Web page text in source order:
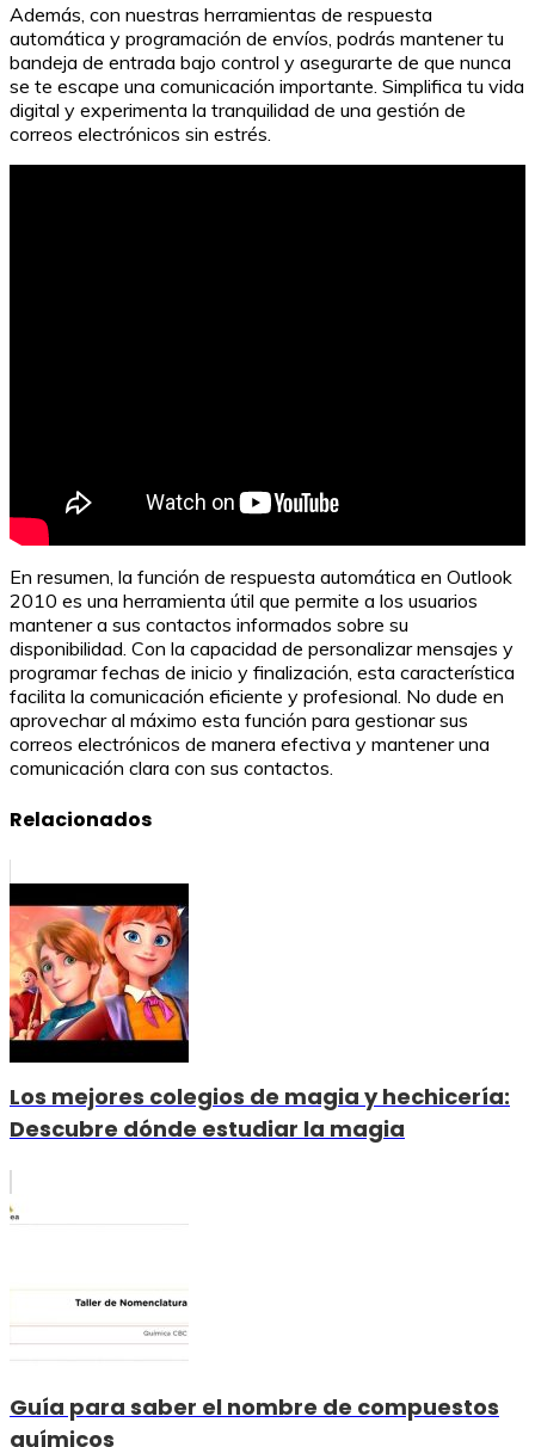
Además, con nuestras herramientas de respuesta
automática y programación de envíos, podrás mantener tu
bandeja de entrada bajo control y asegurarte de que nunca
se te escape una comunicación importante. Simplifica tu vida
digital y experimenta la tranquilidad de una gestión de
correos electrónicos sin estrés.
En resumen, la función de respuesta automática en Outlook
2010 es una herramienta útil que permite a los usuarios
mantener a sus contactos informados sobre su
disponibilidad. Con la capacidad de personalizar mensajes y
programar fechas de inicio y finalización, esta característica
facilita la comunicación eficiente y profesional. No dude en
aprovechar al máximo esta función para gestionar sus
correos electrónicos de manera efectiva y mantener una
comunicación clara con sus contactos.
Relacionados
Los mejores colegios de magia y hechicería:
Descubre dónde estudiar la magia
Guía para saber el nombre de compuestos
químicos